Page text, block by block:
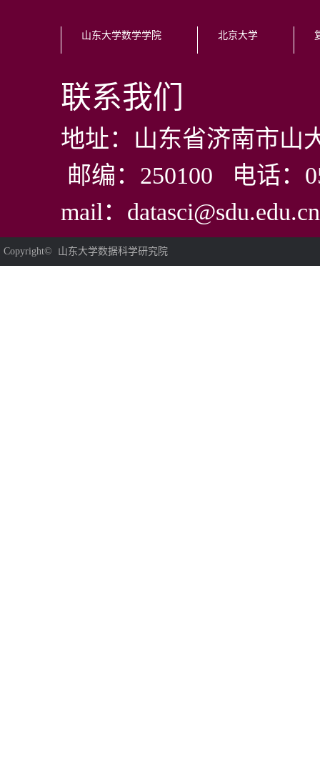
山东大学数学学院 北京大学
联系我们
地址：山东省济南市山
邮编：250100 电话：
mail：datasci@sdu.edu.cn
Copyright© 山东大学数据科学研究院